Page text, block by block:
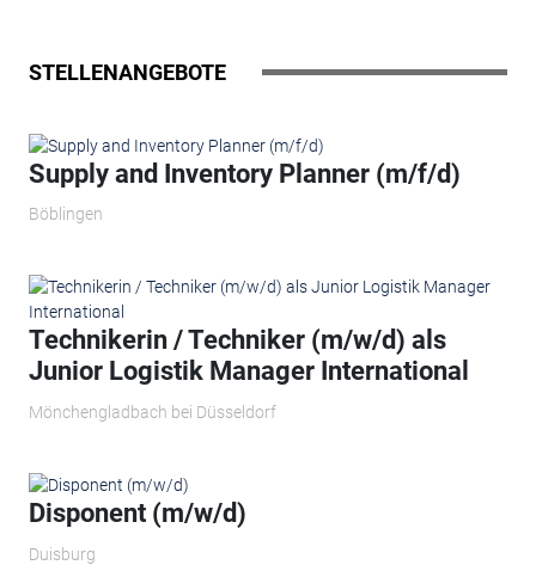
STELLENANGEBOTE
Supply and Inventory Planner (m/f/d)
Böblingen
Technikerin / Techniker (m/w/d) als
Junior Logistik Manager International
Mönchengladbach bei Düsseldorf
Disponent (m/w/d)
Duisburg